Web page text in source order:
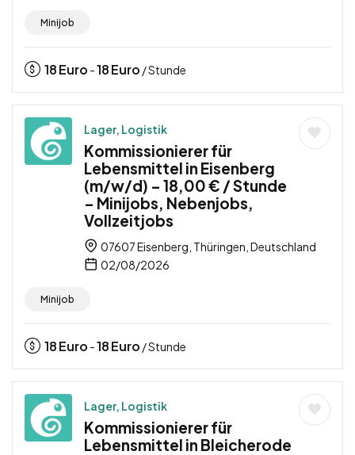
Minijob
18Euro -18Euro / Stunde
Lager, Logistik
Kommissionierer für
Lebensmittel in Eisenberg
(m/w/d) – 18,00 € / Stunde
– Minijobs, Nebenjobs,
Vollzeitjobs
07607 Eisenberg, Thüringen, Deutschland
02/08/2026
Minijob
18Euro -18Euro / Stunde
Lager, Logistik
Kommissionierer für
Lebensmittel in Bleicherode